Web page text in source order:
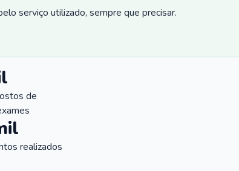
serviço utilizado, sempre que precisar.
de
realizados